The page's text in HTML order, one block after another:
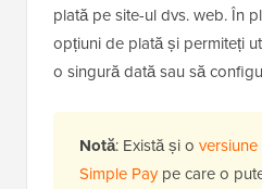
plată pe site-ul dvs. web. În
opțiuni de plată și permiteți
o singură dată sau să
Notă: Există și o
Simple Paype care o